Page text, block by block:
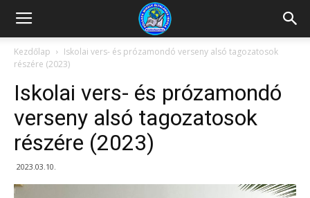
Kazincbarcikai
Pollack
Mihály
Általános
Kezdőlap
Iskolai vers- és prózamondó verseny alsó tagozatosok
részére (2023)
Iskolai vers- és prózamondó
verseny alsó tagozatosok
részére (2023)
2023.03.10.